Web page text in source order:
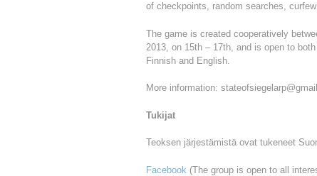
of checkpoints, random searches,
The game is created cooperatively
2013, on 15th – 17th, and is open to
Finnish and English.
More information:
Tukijat
Teoksen järjestämistä ovat tukeneet
Facebook (The group is open to all